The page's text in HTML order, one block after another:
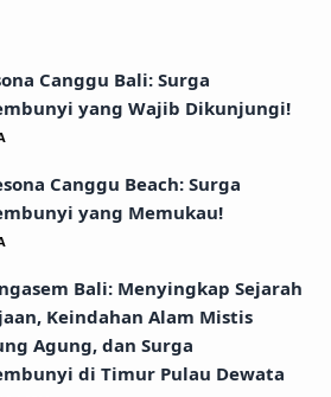
Canggu Bali: Surga
yang Wajib Dikunjungi!
Canggu Beach: Surga
yang Memukau!
Bali: Menyingkap Sejarah
Keindahan Alam Mistis
Agung, dan Surga
di Timur Pulau Dewata